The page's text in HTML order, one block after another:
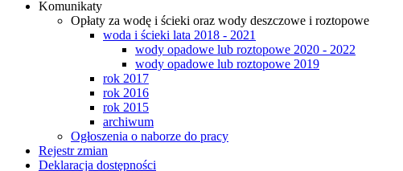
Komunikaty
Opłaty za wodę i ścieki oraz wody deszczowe i roztopowe
woda i ścieki lata 2018 - 2021
wody opadowe lub roztopowe 2020 - 2022
wody opadowe lub roztopowe 2019
rok 2017
rok 2016
rok 2015
archiwum
Ogłoszenia o naborze do pracy
Rejestr zmian
Deklaracja dostępności